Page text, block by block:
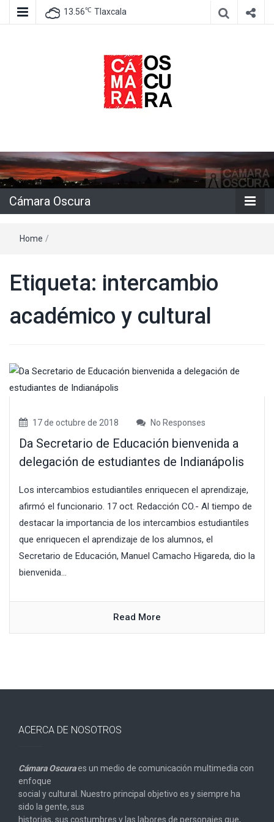
13.56℃ Tlaxcala
Cámara
Oscura
Cámara Oscura
Home /
Etiqueta: intercambio
académico y cultural
17 de octubre de 2018 No Responses
Da Secretario de Educación bienvenida a
delegación de estudiantes de Indianápolis
Los intercambios estudiantiles enriquecen el aprendizaje,
afirmó el funcionario. 17 oct. Redacción CO.- Al tiempo de
destacar la importancia de los intercambios estudiantiles
que enriquecen el aprendizaje de los alumnos, el
Secretario de Educación, Manuel Camacho Higareda, dio la
bienvenida...
Read More
ACERCA DE NOSOTROS
Cámara Oscuraes un medio de comunicación multimedia con
enfoque
social y cultural. Nuestro principal objetivo es y siempre ha
sido la gente, sus
historias, sus costumbres y las labores de personajes que,